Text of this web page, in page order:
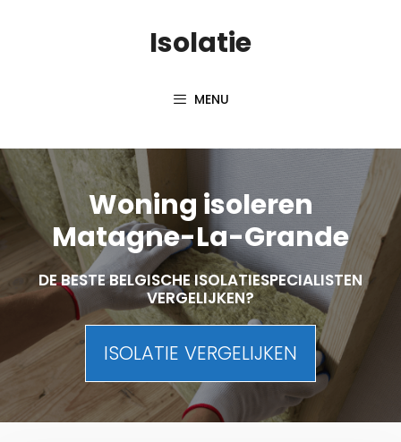
Isolatie
MENU
Woning isoleren
Matagne-La-Grande
DE BESTE BELGISCHE ISOLATIESPECIALISTEN
VERGELIJKEN?
ISOLATIE VERGELIJKEN